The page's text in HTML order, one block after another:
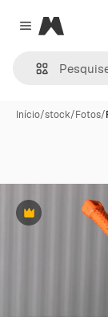
Close menu
Magnific
Início/stock/Fotos/
Premium